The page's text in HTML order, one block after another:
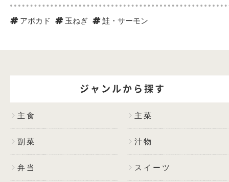
アボカド 玉ねぎ 鮭・サーモン
ジャンルから探す
主食 主菜
副菜 汁物
弁当 スイーツ